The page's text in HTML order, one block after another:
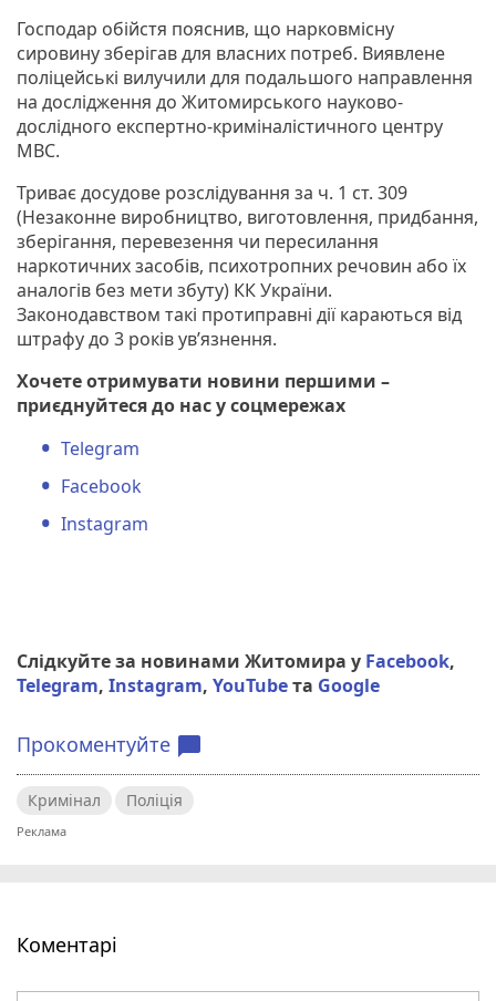
Господар обійстя пояснив, що нарковмісну
сировину зберігав для власних потреб. Виявлене
поліцейські вилучили для подальшого направлення
на дослідження до Житомирського науково-
дослідного експертно-криміналістичного центру
МВС.
Триває досудове розслідування за ч. 1 ст. 309
(Незаконне виробництво, виготовлення, придбання,
зберігання, перевезення чи пересилання
наркотичних засобів, психотропних речовин або їх
аналогів без мети збуту) КК України.
Законодавством такі протиправні дії караються від
штрафу до 3 років ув’язнення.
Хочете отримувати новини першими –
приєднуйтеся до нас у соцмережах
Telegram
Facebook
Instagram
Слідкуйте за новинами Житомира у Facebook,
Telegram, Instagram, YouTubeта Google
Прокоментуйте chat_bubble
Кримінал Поліція
Коментарі